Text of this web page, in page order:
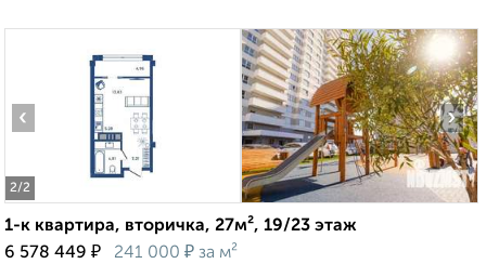
2/2
‹ ›
1-к квартира, вторичка, 27м², 19/23 этаж
6 578 449 ₽ 241 000 ₽ за м²